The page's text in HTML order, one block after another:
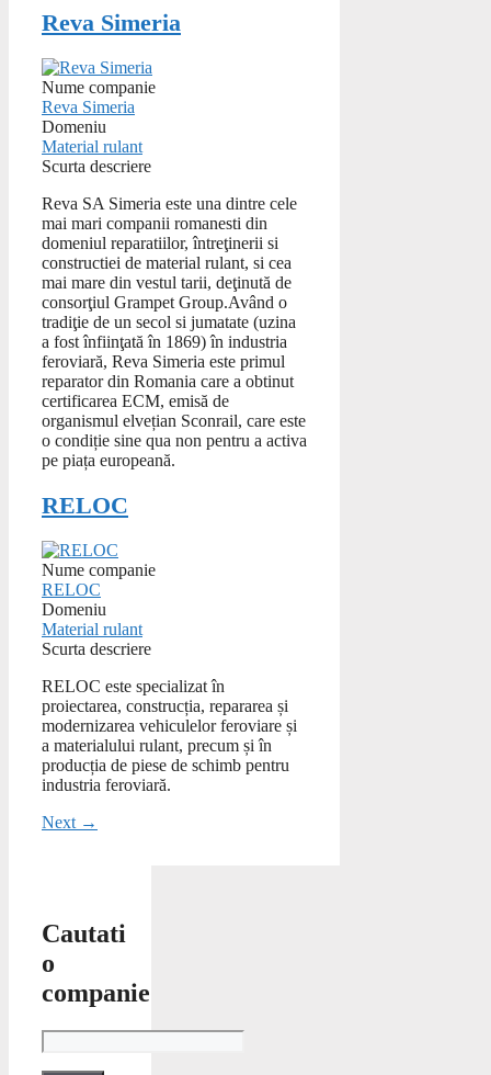
Reva Simeria
Nume companie
Reva Simeria
Domeniu
Material rulant
Scurta descriere
Reva SA Simeria este una dintre cele
mai mari companii romanesti din
domeniul reparatiilor, întreţinerii si
constructiei de material rulant, si cea
mai mare din vestul tarii, deţinută de
consorţiul Grampet Group.Având o
tradiţie de un secol si jumatate (uzina
a fost înfiinţată în 1869) în industria
feroviară, Reva Simeria este primul
reparator din Romania care a obtinut
certificarea ECM, emisă de
organismul elvețian Sconrail, care este
o condiție sine qua non pentru a activa
pe piața europeană.
RELOC
Nume companie
RELOC
Domeniu
Material rulant
Scurta descriere
RELOC este specializat în
proiectarea, construcția, repararea și
modernizarea vehiculelor feroviare și
a materialului rulant, precum și în
producția de piese de schimb pentru
industria feroviară.
Next →
Cautati
o
companie